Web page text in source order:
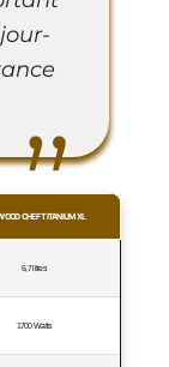
CHEF TITANIUM XL
6,7 litres
1700 Watts